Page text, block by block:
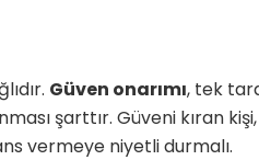
Güven onarımı, tek
şarttır. Güveni kıran kişi,
vermeye niyetli durmalı.